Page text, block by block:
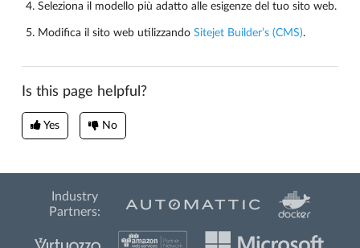
Seleziona il modello più adatto alle esigenze del tuo sito web.
Modifica il sito web utilizzando Sitejet Builder’s (CMS).
Is this page helpful?
Yes No
Industry
Partners: